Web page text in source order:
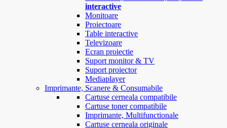
interactive
Monitoare
Proiectoare
Table interactive
Televizoare
Ecran proiectie
Suport monitor & TV
Suport proiector
Mediaplayer
Imprimante, Scanere & Consumabile
Cartuse cerneala compatibile
Cartuse toner compatibile
Imprimante, Multifunctionale
Cartuse cerneala originale